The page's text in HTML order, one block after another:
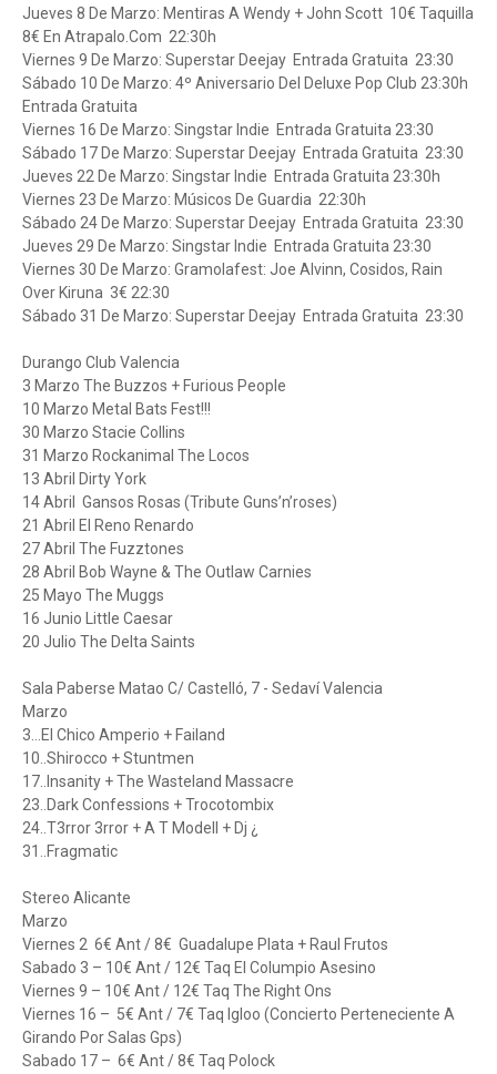
Jueves 8 De Marzo: Mentiras A Wendy + John Scott 10€ Taquilla
8€ En Atrapalo.Com 22:30h
Viernes 9 De Marzo: Superstar Deejay Entrada Gratuita 23:30
Sábado 10 De Marzo: 4º Aniversario Del Deluxe Pop Club 23:30h
Entrada Gratuita
Viernes 16 De Marzo: Singstar Indie Entrada Gratuita 23:30
Sábado 17 De Marzo: Superstar Deejay Entrada Gratuita 23:30
Jueves 22 De Marzo: Singstar Indie Entrada Gratuita 23:30h
Viernes 23 De Marzo: Músicos De Guardia 22:30h
Sábado 24 De Marzo: Superstar Deejay Entrada Gratuita 23:30
Jueves 29 De Marzo: Singstar Indie Entrada Gratuita 23:30
Viernes 30 De Marzo: Gramolafest: Joe Alvinn, Cosidos, Rain
Over Kiruna 3€ 22:30
Sábado 31 De Marzo: Superstar Deejay Entrada Gratuita 23:30
Durango Club Valencia
3 Marzo The Buzzos + Furious People
10 Marzo Metal Bats Fest!!!
30 Marzo Stacie Collins
31 Marzo Rockanimal The Locos
13 Abril Dirty York
14 Abril Gansos Rosas (Tribute Guns’n’roses)
21 Abril El Reno Renardo
27 Abril The Fuzztones
28 Abril Bob Wayne & The Outlaw Carnies
25 Mayo The Muggs
16 Junio Little Caesar
20 Julio The Delta Saints
Sala Paberse Matao C/ Castelló, 7 - Sedaví Valencia
Marzo
3...El Chico Amperio + Failand
10..Shirocco + Stuntmen
17..Insanity + The Wasteland Massacre
23..Dark Confessions + Trocotombix
24..T3rror 3rror + A T Modell + Dj ¿
31..Fragmatic
Stereo Alicante
Marzo
Viernes 2 6€ Ant / 8€ Guadalupe Plata + Raul Frutos
Sabado 3 – 10€ Ant / 12€ Taq El Columpio Asesino
Viernes 9 – 10€ Ant / 12€ Taq The Right Ons
Viernes 16 – 5€ Ant / 7€ Taq Igloo (Concierto Perteneciente A
Girando Por Salas Gps)
Sabado 17 – 6€ Ant / 8€ Taq Polock